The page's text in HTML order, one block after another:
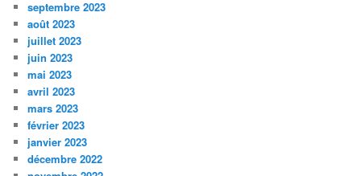
septembre 2023
août 2023
juillet 2023
juin 2023
mai 2023
avril 2023
mars 2023
février 2023
janvier 2023
décembre 2022